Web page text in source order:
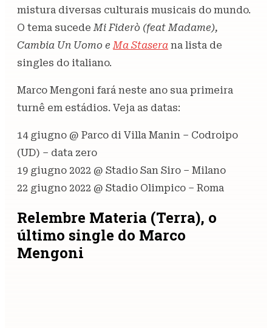
mistura diversas culturais musicais do mundo.
O tema sucedeMi Fiderò (feat Madame),
Cambia Un Uomo eMa Stasera na lista de
singles do italiano.
Marco Mengoni fará neste ano sua primeira
turnê em estádios. Veja as datas:
14 giugno @ Parco di Villa Manin – Codroipo
(UD) – data zero
19 giugno 2022 @ Stadio San Siro – Milano
22 giugno 2022 @ Stadio Olimpico – Roma
Relembre Materia (Terra), o
último single do Marco
Mengoni